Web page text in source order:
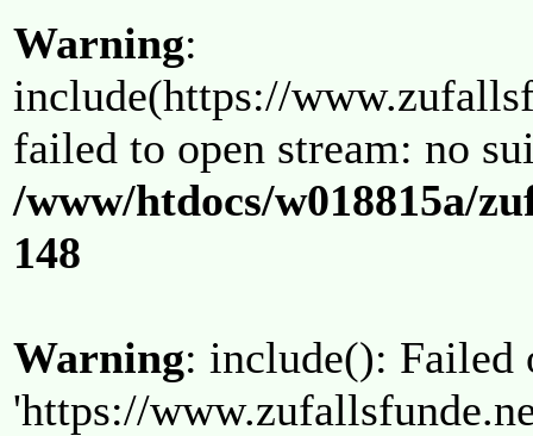
Warning:
include(https://
failed to open stream: no
/www/htdocs/w018815a/
148
Warning: include(): Failed
'https://